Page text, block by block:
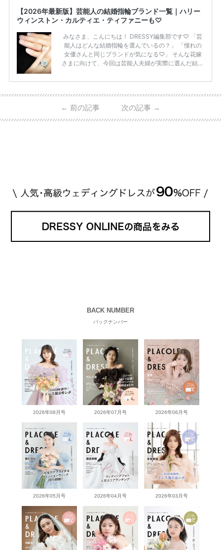
【2026年最新版】芸能人の結婚指輪ブランド一覧｜ハリー
ウィンストン・カルティエ・ティファニーも♡
みなさま、こんにちは！ DRESSY編集部です♡ 「芸
能人はどんな結婚指輪を選んでいるの？」 「憧れの
女優さんと同じブランドが気になる♡」 そんな花嫁
さまに向けて、今回は芸能人夫婦が実際に選んだ結婚
ーウィンストンやカルティエ、ティファニーなど世界
日本で人気のブランドまで幅広くご紹介。 さらに、
・愛用している芸能人夫婦 ・リングの特徴や魅力 ・
← 前の記事 次の記事 →
BACK NUMBER
バックナンバー
2026年08月号 2026年07月号 2026年06月号
2026年05月号 2026年04月号 2026年03月号